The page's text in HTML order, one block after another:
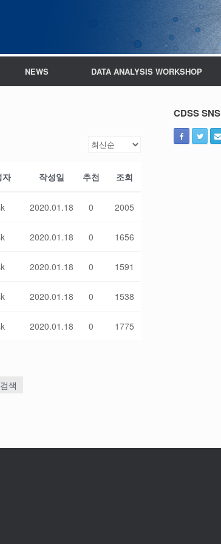
NEWS DATA ANALYSIS WORKSHOP
자 작성일 추천 조회
2020.01.18 0 2005
2020.01.18 0 1656
2020.01.18 0 1591
2020.01.18 0 1538
2020.01.18 0 1775
검색
CDSS SNS